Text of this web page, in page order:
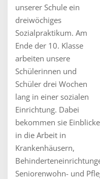
unserer Schule ein
dreiwöchiges
Sozialpraktikum. Am
Ende der 10. Klasse
arbeiten unsere
Schülerinnen und
Schüler drei Wochen
lang in einer sozialen
Einrichtung. Dabei
bekommen sie Einblicke
in die Arbeit in
Krankenhäusern,
Seniorenwohn- und